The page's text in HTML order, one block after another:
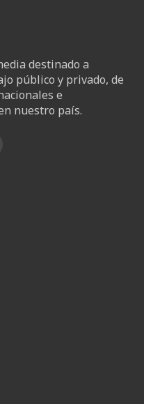
destinado a
público y privado, de
e
nuestro país.